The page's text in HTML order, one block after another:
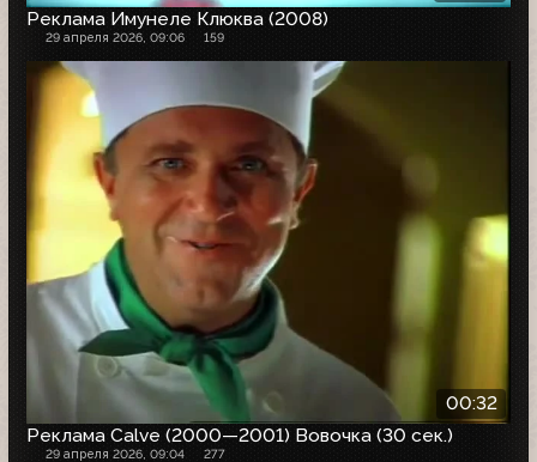
Реклама Имунеле Клюква (2008)
29 апреля 2026, 09:06 159
00:32
Реклама Calve (2000—2001) Вовочка (30 сек.)
29 апреля 2026, 09:04 277